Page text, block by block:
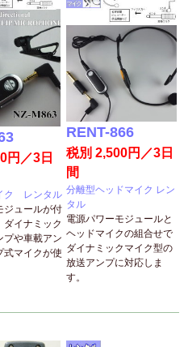
円／3日
ク レンタル
ジュールが付
ダイナミック
プや車載アン
式マイクが使
RENT-866
税別 2,500円／3日
間
分離型ヘッドマイク レン
タル
電源パワーモジュールと
ヘッドマイクの組合せで
ダイナミックマイク型の
放送アンプに対応しま
す。